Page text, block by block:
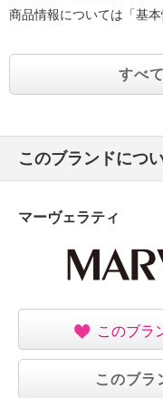
商品情報については「基
すべ
このブランドにつ
マーヴェラティ
このブラ
このブラ